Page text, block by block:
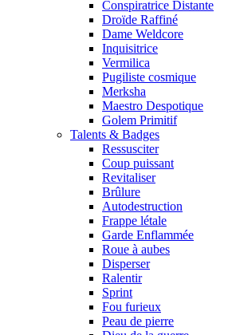
Conspiratrice Distante
Droïde Raffiné
Dame Weldcore
Inquisitrice
Vermilica
Pugiliste cosmique
Merksha
Maestro Despotique
Golem Primitif
Talents & Badges
Ressusciter
Coup puissant
Revitaliser
Brûlure
Autodestruction
Frappe létale
Garde Enflammée
Roue à aubes
Disperser
Ralentir
Sprint
Fou furieux
Peau de pierre